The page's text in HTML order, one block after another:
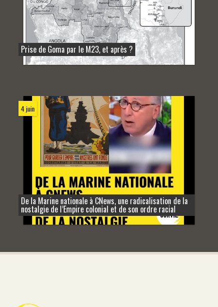
Prise de Goma par le M23, et après ?
4 juin
De la Marine nationale à CNews, une radicalisation de la
nostalgie de l’Empire colonial et de son ordre racial